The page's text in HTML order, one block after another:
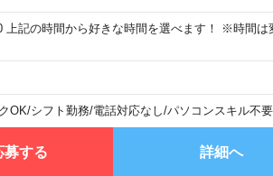
上記の時間から好きな時間を選べます！ ※時間は
OK/シフト勤務/電話対応なし/パソコンスキル不要
募する 詳細へ